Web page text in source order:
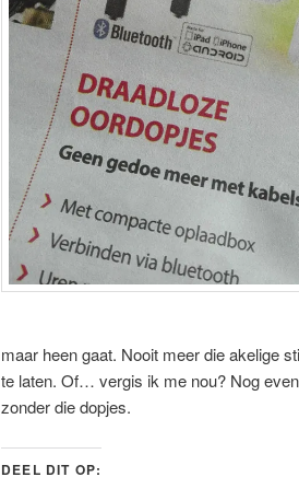
maar heen gaat. Nooit meer die akelige
te laten. Of… vergis ik me nou? Nog
zonder die dopjes.
DEEL DIT OP: